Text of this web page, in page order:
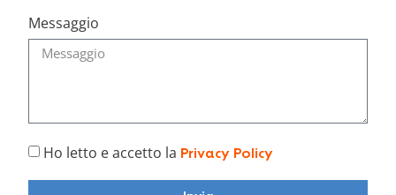
Messaggio
Ho letto e accetto la Privacy Policy